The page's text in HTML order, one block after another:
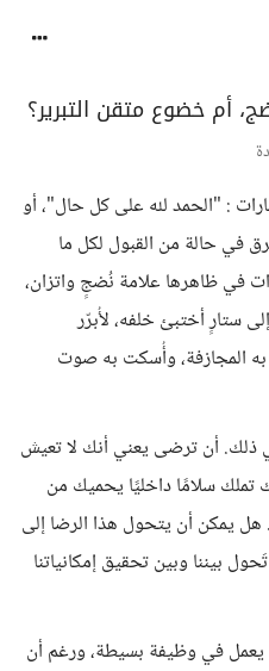
أم خضوع متقن التبرير؟
: "الحمد لله على كل حال"، أو
في حالة من القبول لكل ما
في ظاهرها علامة نُضجٍ واتزان،
ستارٍ أختبئ خلفه، لأُبرّر
المجازفة، وأُسكت به صوت
ذلك. أن ترضى يعني أنك لا تعيش
سلامًا داخليًا يحميك من
هل يمكن أن يتحول هذا الرضا إلى
بيننا وبين تحقيق إمكانياتنا
يعمل في وظيفة بسيطة، ورغم أن